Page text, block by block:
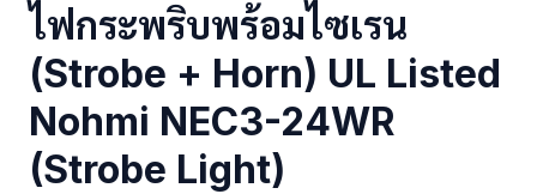
ไฟกระพริบพร้อมไซเรน
(Strobe + Horn) UL Listed
Nohmi NEC3-24WR
(Strobe Light)